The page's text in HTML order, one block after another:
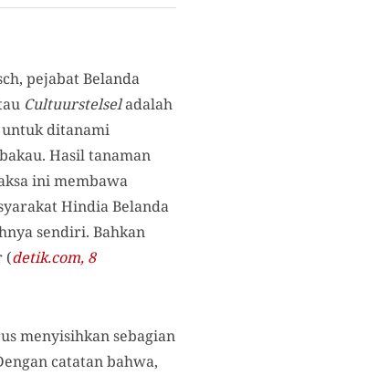
pejabat Belanda
Cultuurstelseladalah
untuk ditanami
Hasil tanaman
ini membawa
Hindia Belanda
sendiri. Bahkan
(detik.com, 8
menyisihkan sebagian
catatan bahwa,